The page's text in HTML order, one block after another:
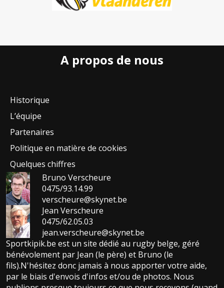
A propos de nous
Historique
L’équipe
Partenaires
Politique en matière de cookies
Quelques chiffres
Bruno Verscheure
0475/93.14.99
verscheure@skynet.be
Jean Verscheure
0475/62.05.03
jean.verscheure@skynet.be
Sportkipik.be est un site dédié au rugby belge, géré
bénévolement par Jean (le père) et Bruno (le
fils).N'hésitez donc jamais à nous apporter votre aide,
par le biais d'envois d'infos et/ou de photos. Nous